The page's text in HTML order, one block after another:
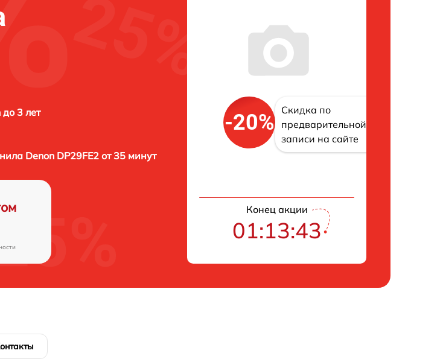
3 лет
Denon DP29FE2 от 35 минут
-20%
Скидка по
предварительной
записи на сайте
Конец акции
01:13:42